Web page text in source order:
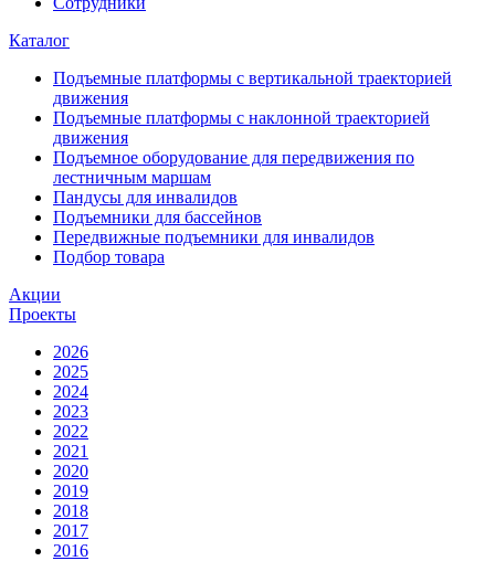
Каталог
Подъемные платформы с вертикальной траекторией
движения
Подъемные платформы с наклонной траекторией
движения
Подъемное оборудование для передвижения по
лестничным маршам
Пандусы для инвалидов
Подъемники для бассейнов
Передвижные подъемники для инвалидов
Подбор товара
Акции
Проекты
2026
2025
2024
2023
2022
2021
2020
2019
2018
2017
2016